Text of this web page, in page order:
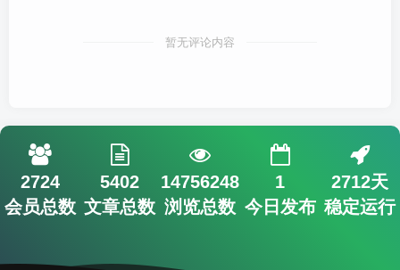
暂无评论内容
2724
会员总数
5402
文章总数
14756248
浏览总数
1
今日发布
2712天
稳定运行